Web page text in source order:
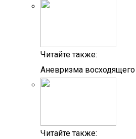
Читайте также:
Аневризма восходящего
Читайте также: